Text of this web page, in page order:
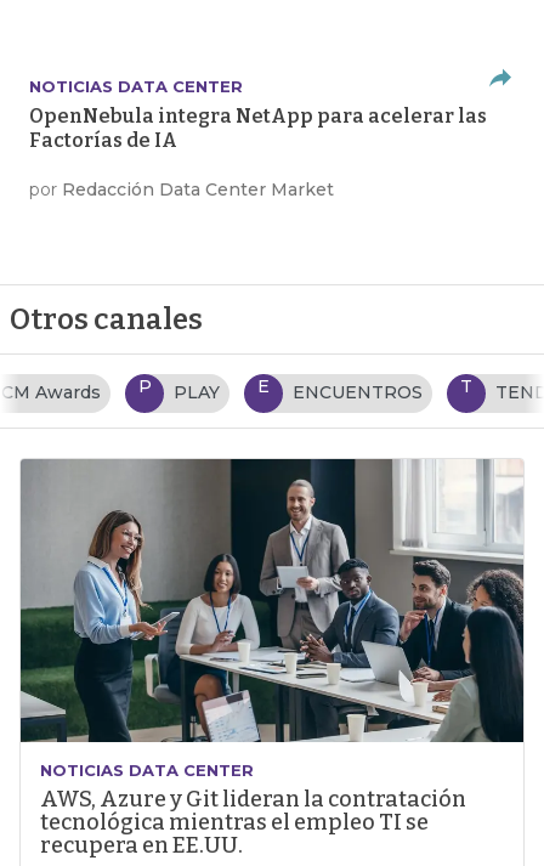
NOTICIAS DATA CENTER
OpenNebula integra NetApp para acelerar las
Factorías de IA
por Redacción Data Center Market
Otros canales
P PLAY E ENCUENTROS T TENDENCIAS TI
NOTICIAS DATA CENTER
AWS, Azure y Git lideran la contratación
tecnológica mientras el empleo TI se
recupera en EE.UU.